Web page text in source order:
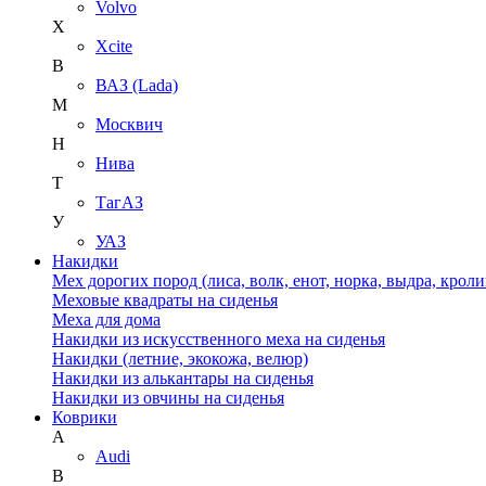
Volvo
X
Xcite
В
ВАЗ (Lada)
М
Москвич
Н
Нива
Т
ТагАЗ
У
УАЗ
Накидки
Мех дорогих пород (лиса, волк, енот, норка, выдра,
Меховые квадраты на сиденья
Меха для дома
Накидки из искусственного меха на сиденья
Накидки (летние, экокожа, велюр)
Накидки из алькантары на сиденья
Накидки из овчины на сиденья
Коврики
A
Audi
B